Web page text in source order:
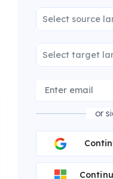
Select source
Select target
or